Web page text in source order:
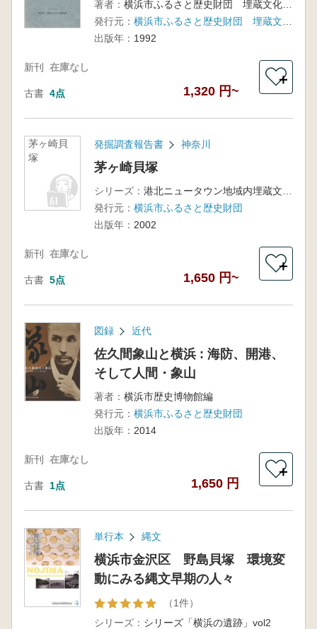
著者：
横浜市ふるさと歴史財団 埋蔵文化財センター
発行元：
出版年： 1992
新刊 在庫なし
古書 4点 1,320 円~
＋
茅ヶ崎貝
塚
発掘調査報告書 神奈川
茅ヶ崎貝塚
シリーズ：
発行元： 横浜市ふるさと歴史財団
出版年： 2002
新刊 在庫なし
古書 5点 1,650 円~
＋
図録 近代
佐久間象山と横浜 : 海防、開港、
そして人間・象山
著者： 横浜市歴史博物館編
発行元： 横浜市ふるさと歴史財団
出版年： 2014
新刊 在庫なし
古書 1点 1,650 円
＋
単行本 縄文
横浜市金沢区 野島貝塚 環境変
動にみる縄文早期の人々
（1件）
シリーズ： シリーズ「横浜の遺跡」vol2